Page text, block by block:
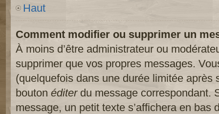
Haut
Comment modifier ou supprimer un
À moins d’être administrateur ou
supprimer que vos propres messages.
(quelquefois dans une durée limitée après
bouton éditerdu message correspondant.
message, un petit texte s’affichera en bas